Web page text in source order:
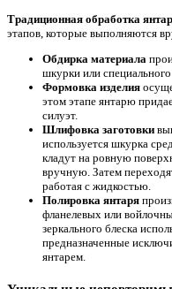
Традиционная обработка
этапов, которые выполняются
Обдирка материала
шкурки или
Формовка изделия
этом этапе янтарю
силуэт.
Шлифовка заготовки
используется шкурка
кладут на ровную
вручную. Затем
работая с жидкостью.
Полировка янтаря
фланелевых или
зеркального блеска
предназначенные
янтарем.